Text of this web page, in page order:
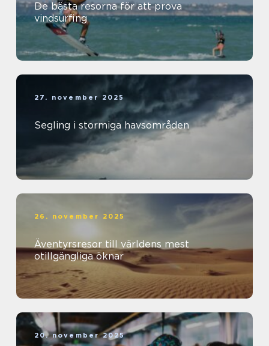
De bästa resorna för att prova
vindsurfing
27. november 2025
Segling i stormiga havsområden
26. november 2025
Äventyrsresor till världens mest
otillgängliga öknar
20. november 2025